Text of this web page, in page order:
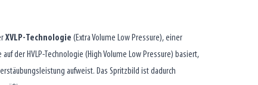
XVLP-Technologie (Extra Volume Low Pressure), einer
der HVLP-Technologie (High Volume Low Pressure) basiert,
aufweist. Das Spritzbild ist dadurch